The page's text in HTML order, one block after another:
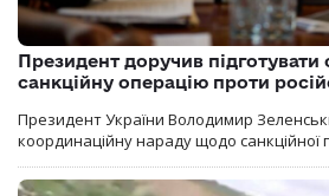
Президент доручив підготувати
санкційну операцію проти
Президент України Володимир
координаційну нараду щодо санкційної